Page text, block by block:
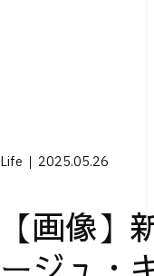
Life 2025.05.26
【画像】